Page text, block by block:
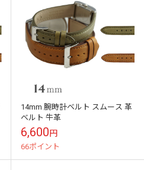
14mm 腕時計ベルト スムース 革
ベルト 牛革
6,600円
66ポイント